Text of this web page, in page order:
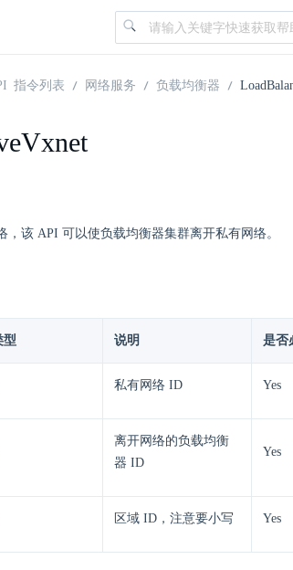
指令列表 网络服务 负载均衡器
该 API 可以使负载均衡器集群离开私有网络。
型 说明 是否
私有网络 ID Yes
离开网络的负载均衡
器 ID
Yes
区域 ID，注意要小写 Yes